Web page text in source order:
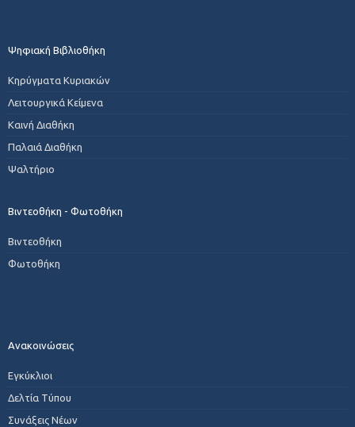
Ψηφιακή Βιβλιοθήκη
Κηρύγματα Κυριακών
Λειτουργικά Κείμενα
Καινή Διαθήκη
Παλαιά Διαθήκη
Ψαλτήριο
Βιντεοθήκη - Φωτοθήκη
Βιντεοθήκη
Φωτοθήκη
Ανακοινώσεις
Εγκύκλιοι
Δελτία Τύπου
Συνάξεις Νέων